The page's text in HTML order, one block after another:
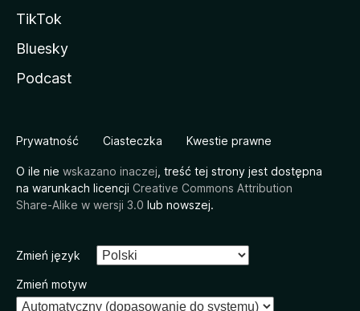
TikTok
Bluesky
Podcast
Prywatność Ciasteczka Kwestie prawne
O ile nie wskazano inaczej , treść tej strony jest dostępna
na warunkach licencji Creative Commons Attribution
Share-Alike w wersji 3.0 lub nowszej.
Zmień język
Zmień motyw